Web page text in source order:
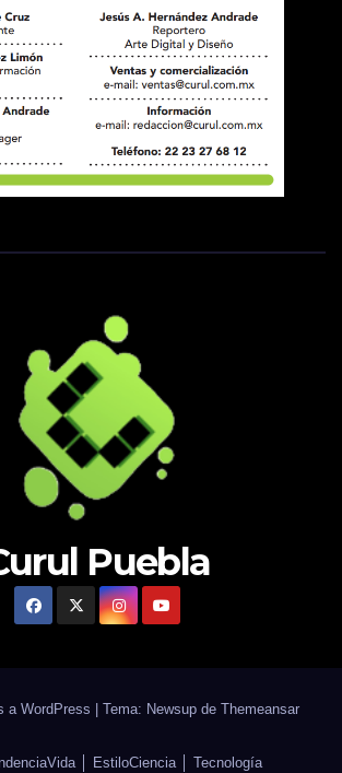
Puebla
a WordPress Tema: Newsup de Themeansar
Vida │ EstiloCiencia │ Tecnología